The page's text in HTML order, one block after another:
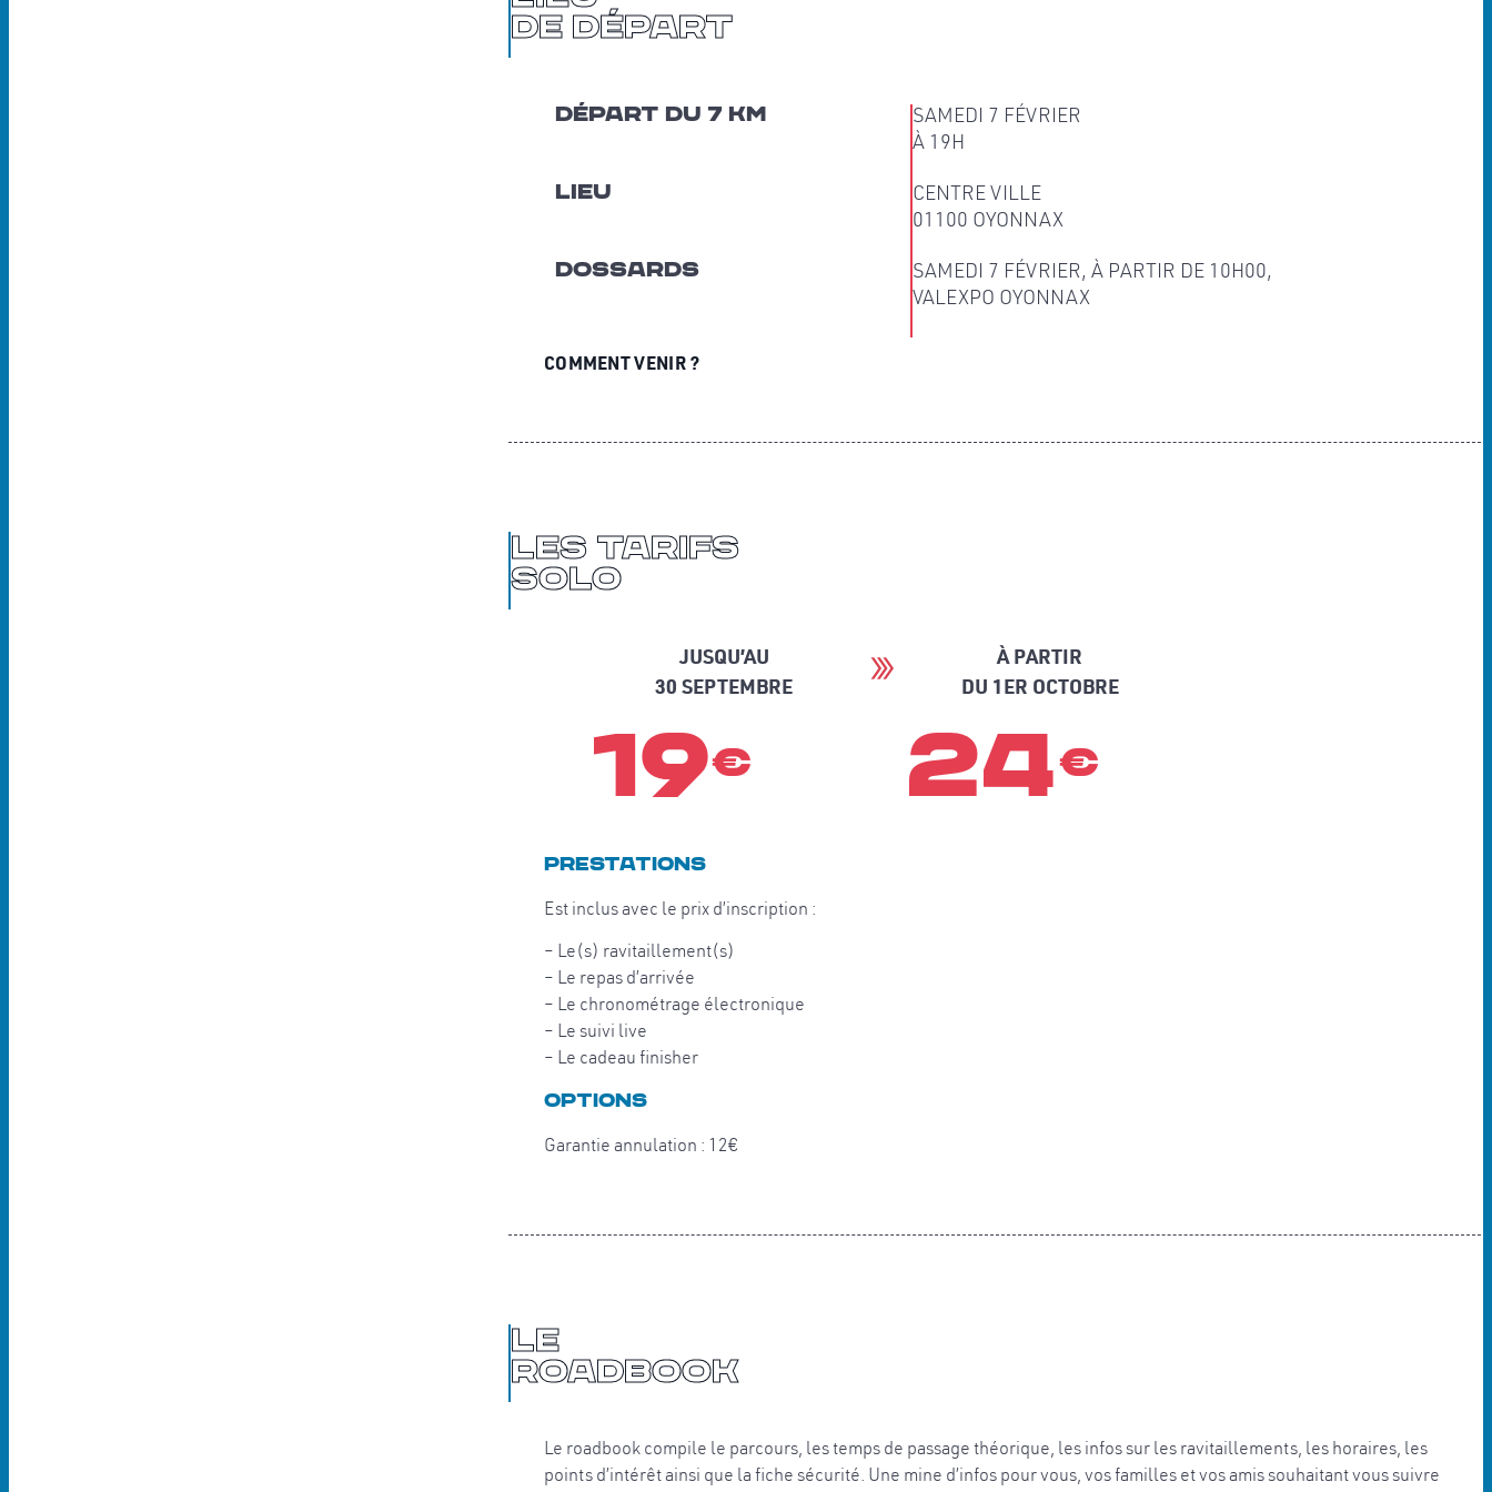
de départ
Départ du 7 km
SAMEDI 7 FÉVRIER
À 19H
Lieu
CENTRE VILLE
01100 OYONNAX
Dossards
SAMEDI 7 FÉVRIER, À PARTIR DE 10H00,
VALEXPO OYONNAX
COMMENT VENIR ?
les Tarifs
solo
JUSQU’AU
30 SEPTEMBRE
19€
À PARTIR
DU 1ER OCTOBRE
24€
Prestations
Est inclus avec le prix d’inscription :
– Le(s) ravitaillement(s)
– Le repas d’arrivée
– Le chronométrage électronique
– Le suivi live
– Le cadeau finisher
OPTIONS
Garantie annulation : 12€
Le
Roadbook
Le roadbook compile le parcours, les temps de passage théorique, les infos sur les ravitaillements, les horaires, les
points d’intérêt ainsi que la fiche sécurité. Une mine d’infos pour vous, vos familles et vos amis souhaitant vous suivre